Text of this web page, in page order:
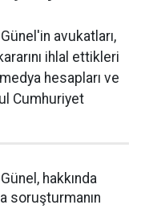
avukatları,
ihlal ettikleri
hesapları ve
Cumhuriyet
hakkında
soruşturmanın